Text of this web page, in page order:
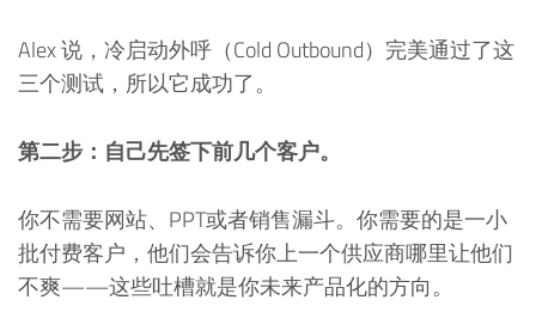
Alex 说，冷启动外呼（Cold Outbound）完美通过了这
三个测试，所以它成功了。
第二步：自己先签下前几个客户。
你不需要网站、PPT或者销售漏斗。你需要的是一小
批付费客户，他们会告诉你上一个供应商哪里让他们
不爽——这些吐槽就是你未来产品化的方向。